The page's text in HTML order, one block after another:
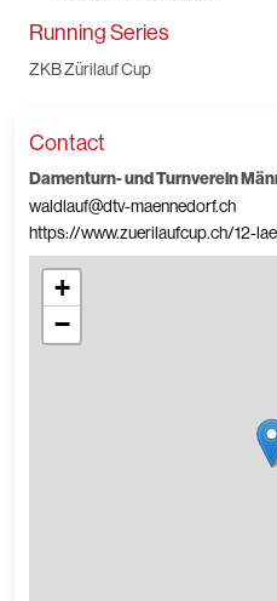
Running Series
ZKB Zürilauf Cup
Contact
Damenturn- und Turnverein
waldlauf@dtv-maennedorf.ch
https://www.zuerilaufcup.ch/12-
+
−